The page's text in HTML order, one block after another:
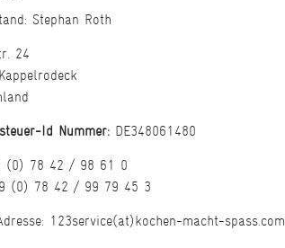
Stephan Roth
24
Id Nummer: DE348061480
(0) 78 42 / 98 61 0
(0) 78 42 / 99 79 45 3
123service(at)kochen-macht-spass.com